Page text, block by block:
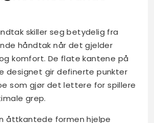
skiller seg betydelig fra
håndtak når det gjelder
komfort. De flate kantene på
designet gir definerte punkter
som gjør det lettere for spillere
grep.
åttkantede formen hjelpe